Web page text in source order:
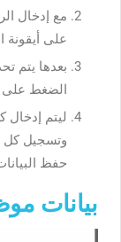
مع إدخال
على أيقونة
بعدها يتم
الضغط على
ليتم إدخال
وتسجيل كل
حفظ
بيانات